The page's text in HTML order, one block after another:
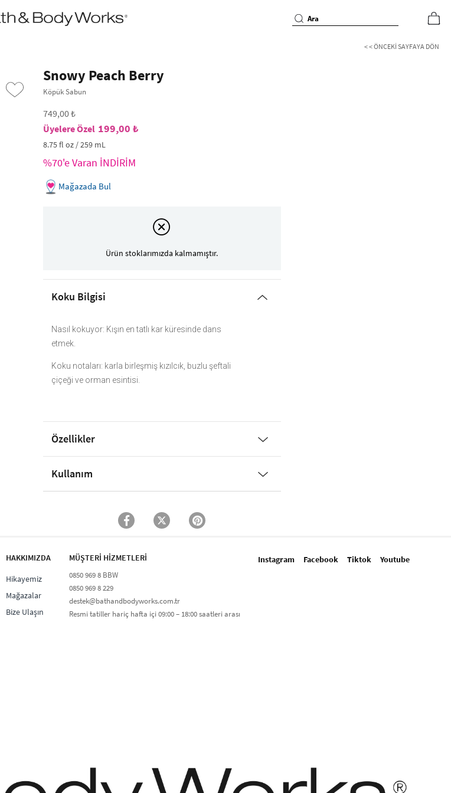
Kargo Ücretsiz!•
*Promosyon Detayları
< < ÖNCEKI SAYFAYA DÖN
Snowy Peach Berry
Köpük Sabun
749,00 ₺
199,00 ₺
8.75 fl oz / 259 mL
%70'e Varan İNDİRİM
Mağazada Bul
Ürün stoklarımızda kalmamıştır.
Koku Bilgisi
Nasıl kokuyor: Kışın en tatlı kar küresinde dans
etmek.
Koku notaları: karla birleşmiş kızılcık, buzlu şeftali
çiçeği ve orman esintisi.
Özellikler
Kullanım
Instagram Facebook Tiktok Youtube
HAKKIMIZDA
Hikayemiz
Mağazalar
Bize Ulaşın
MÜŞTERİ HİZMETLERİ​
0850 969 8 BBW​
0850 969 8 229​​
destek@bathandbodyworks.com.tr
Resmi tatiller hariç hafta içi 09:00 – 18:00 saatleri arası​